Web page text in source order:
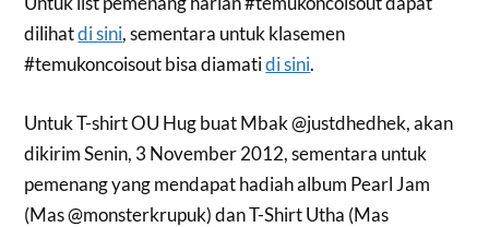
dilihatdi sini, sementara untuk klasemen
#temukoncoisout bisa diamatidi sini.
Untuk T-shirt OU Hug buat Mbak @justdhedhek, akan
dikirim Senin, 3 November 2012, sementara untuk
pemenang yang mendapat hadiah album Pearl Jam
(Mas @monsterkrupuk) dan T-Shirt Utha (Mas